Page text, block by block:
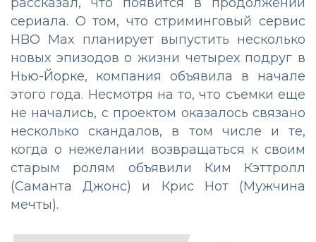
сериала. О том, что стриминговый сервис
HBO Max планирует выпустить несколько
новых эпизодов о жизни четырех подруг в
Нью-Йорке, компания объявила в начале
этого года. Несмотря на то, что съемки еще
не начались, с проектом оказалось связано
несколько скандалов, в том числе и те,
когда о нежелании возвращаться к своим
старым ролям объявили Ким Кэттролл
(Саманта Джонс) и Крис Нот (Мужчина
мечты).